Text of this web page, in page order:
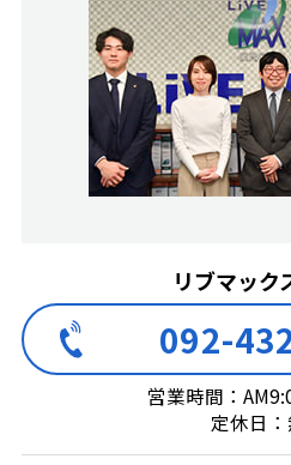
リブマック
092-
営業時間：
定休日